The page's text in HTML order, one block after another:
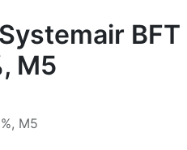
BFT
M5
M5